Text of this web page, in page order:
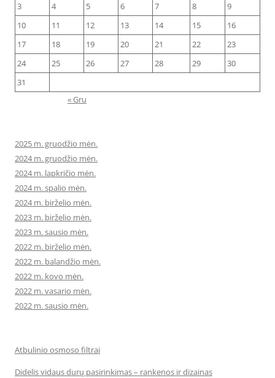
3
4 5 6 7 8
9
10
11 12 13 14 15
16
17
18 19 20 21 22
23
24
25 26 27 28 29
30
31
« Gru
2025 m. gruodžio mėn.
2024 m. gruodžio mėn.
2024 m. lapkričio mėn.
2024 m. spalio mėn.
2024 m. birželio mėn.
2023 m. birželio mėn.
2023 m. sausio mėn.
2022 m. birželio mėn.
2022 m. balandžio mėn.
2022 m. kovo mėn.
2022 m. vasario mėn.
2022 m. sausio mėn.
Atbulinio osmoso filtrai
Didelis vidaus durų pasirinkimas – rankenos ir dizainas